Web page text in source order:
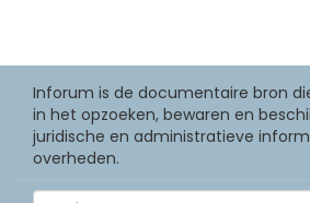
Inforum is de documentaire bron
in het opzoeken, bewaren en
juridische en administratieve
overheden.